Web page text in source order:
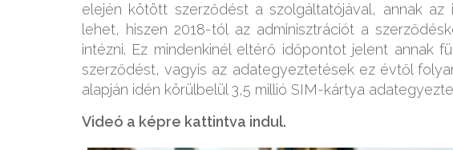
elején kötött szerződést a szolgáltatójával, annak
lehet, hiszen 2018-tól az adminisztrációt a
intézni. Ez mindenkinél eltérő időpontot jelent annak
szerződést, vagyis az adategyeztetések ez évtől
alapján idén körülbelül 3,5 millió SIM-kártya
Videó a képre kattintva indul.